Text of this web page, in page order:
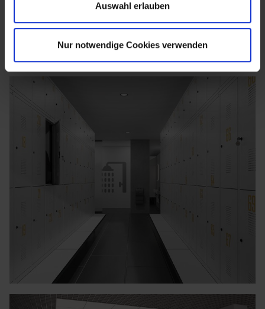
Auswahl erlauben
Nur notwendige Cookies verwenden